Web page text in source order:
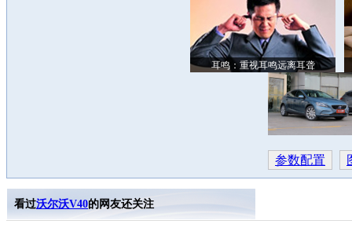
耳鸣：重视耳鸣远离耳聋
参数配置
看过沃尔沃V40的网友还关注